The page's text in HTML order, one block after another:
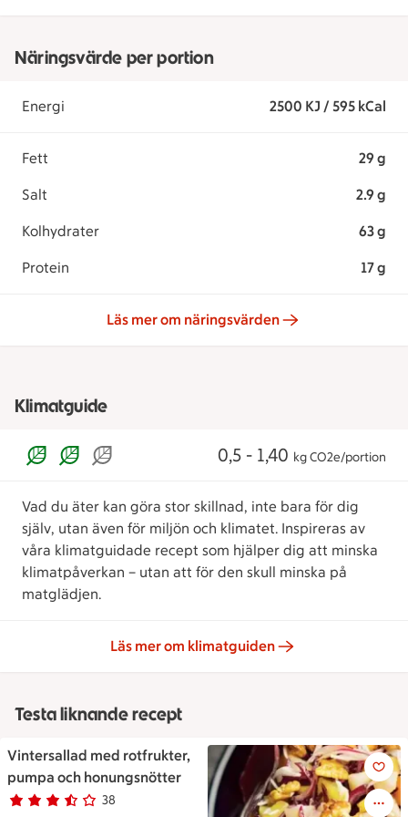
Näringsvärde per portion
Energi 2500 KJ / 595 kCal
Fett 29 g
Salt 2.9 g
Kolhydrater 63 g
Protein 17 g
Läs mer om näringsvärden
Klimatguide
0,5 - 1,40 kg CO2e/portion
Vad du äter kan göra stor skillnad, inte bara för dig
själv, utan även för miljön och klimatet. Inspireras av
våra klimatguidade recept som hjälper dig att minska
klimatpåverkan – utan att för den skull minska på
matglädjen.
Läs mer om klimatguiden
Testa liknande recept
Vintersallad med rotfrukter,
pumpa och honungsnötter
Betyg 3.2 av 5. 38
38 personer har röstat
Vintersallad med rotfrukter,